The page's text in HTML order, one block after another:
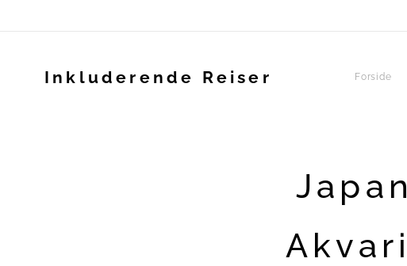
Inkluderende Reiser Forside
🐠